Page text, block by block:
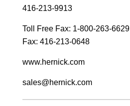
416-213-9913
Toll Free Fax: 1-800-263-6629
Fax: 416-213-0648
www.hernick.com
sales@hernick.com